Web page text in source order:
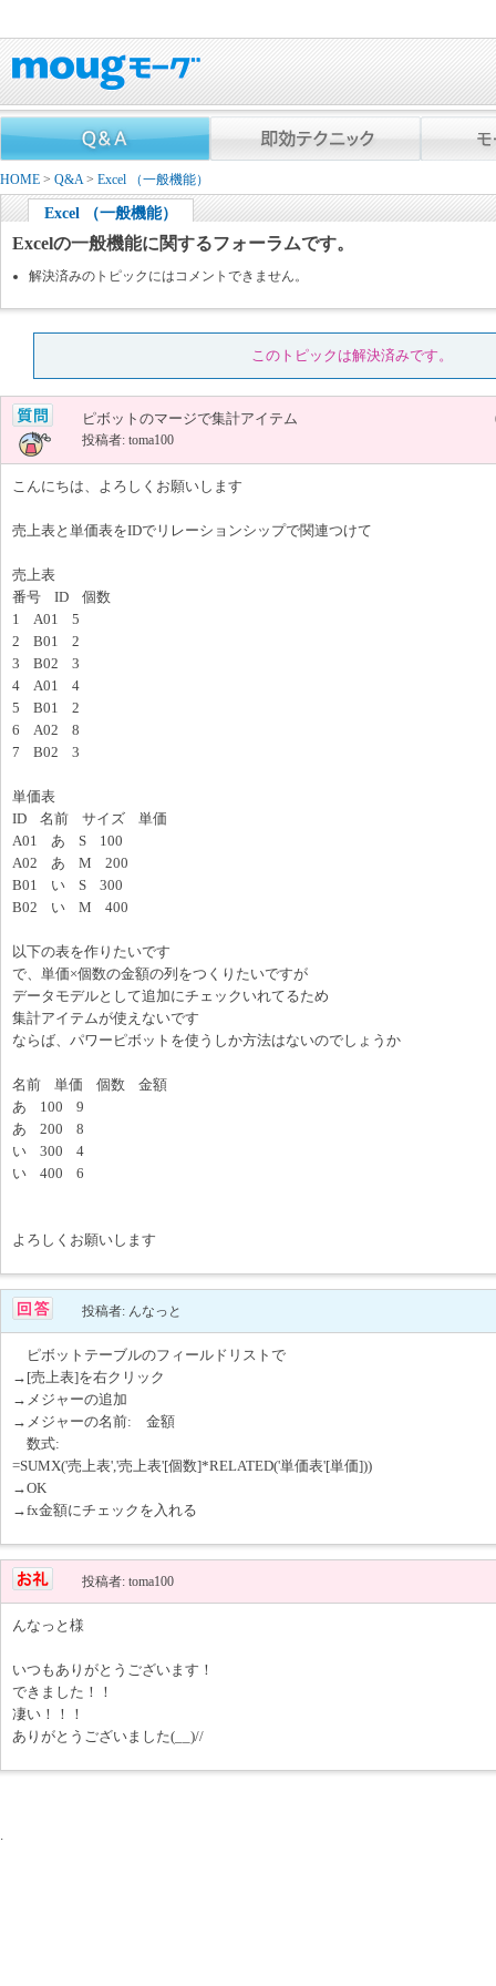
HOME > Q&A> Excel （一般機能）
Excel （一般機能）
Excelの一般機能に関するフォーラムです。
解決済みのトピックにはコメントできません。
このトピックは解決済みです。
ピボットのマージで集計アイテム
投稿者: toma100
こんにちは、よろしくお願いします
売上表と単価表をIDでリレーションシップで関連つけて
売上表
番号 ID 個数
1 A01 5
2 B01 2
3 B02 3
4 A01 4
5 B01 2
6 A02 8
7 B02 3
単価表
ID 名前 サイズ 単価
A01 あ S 100
A02 あ M 200
B01 い S 300
B02 い M 400
以下の表を作りたいです
で、単価×個数の金額の列をつくりたいですが
データモデルとして追加にチェックいれてるため
集計アイテムが使えないです
ならば、パワーピボットを使うしか方法はないのでしょうか
名前 単価 個数 金額
あ 100 9
あ 200 8
い 300 4
い 400 6
よろしくお願いします
投稿者: んなっと
ピボットテーブルのフィールドリストで
→[売上表]を右クリック
→メジャーの追加
→メジャーの名前: 金額
数式:
=SUMX('売上表','売上表'[個数]*RELATED('単価表'[単価]))
→OK
→fx金額にチェックを入れる
投稿者: toma100
んなっと様
いつもありがとうございます！
できました！！
凄い！！！
ありがとうございました(__)//